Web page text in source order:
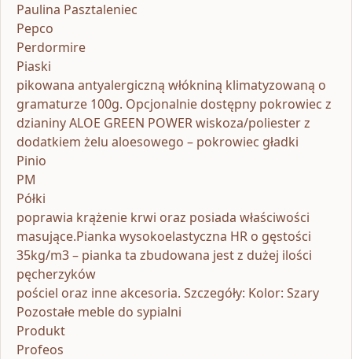
Paulina Pasztaleniec
Pepco
Perdormire
Piaski
pikowana antyalergiczną włókniną klimatyzowaną o
gramaturze 100g. Opcjonalnie dostępny pokrowiec z
dzianiny ALOE GREEN POWER wiskoza/poliester z
dodatkiem żelu aloesowego – pokrowiec gładki
Pinio
PM
Półki
poprawia krążenie krwi oraz posiada właściwości
masujące.Pianka wysokoelastyczna HR o gęstości
35kg/m3 – pianka ta zbudowana jest z dużej ilości
pęcherzyków
pościel oraz inne akcesoria. Szczegóły: Kolor: Szary
Pozostałe meble do sypialni
Produkt
Profeos